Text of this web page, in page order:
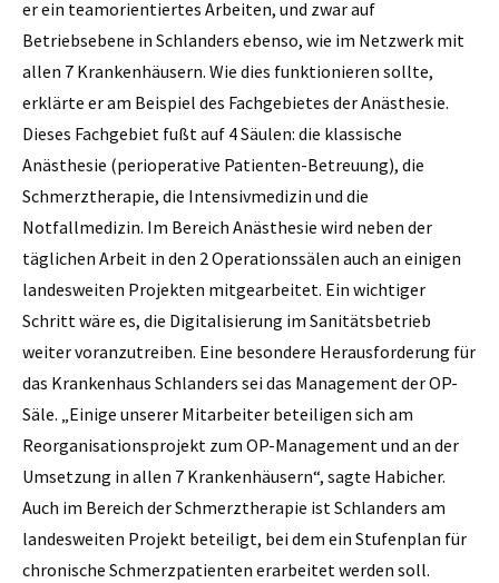
er ein teamorientiertes Arbeiten, und zwar auf
Betriebsebene in Schlanders ebenso, wie im Netzwerk mit
allen 7 Krankenhäusern. Wie dies funktionieren sollte,
erklärte er am Beispiel des Fachgebietes der Anästhesie.
Dieses Fachgebiet fußt auf 4 Säulen: die klassische
Anästhesie (perioperative Patienten-Betreuung), die
Schmerztherapie, die Intensivmedizin und die
Notfallmedizin. Im Bereich Anästhesie wird neben der
täglichen Arbeit in den 2 Operationssälen auch an einigen
landesweiten Projekten mitgearbeitet. Ein wichtiger
Schritt wäre es, die Digitalisierung im Sanitätsbetrieb
weiter voranzutreiben. Eine besondere Herausforderung für
das Krankenhaus Schlanders sei das Management der OP-
Säle. „Einige unserer Mitarbeiter beteiligen sich am
Reorganisationsprojekt zum OP-Management und an der
Umsetzung in allen 7 Krankenhäusern“, sagte Habicher.
Auch im Bereich der Schmerztherapie ist Schlanders am
landesweiten Projekt beteiligt, bei dem ein Stufenplan für
chronische Schmerzpatienten erarbeitet werden soll.